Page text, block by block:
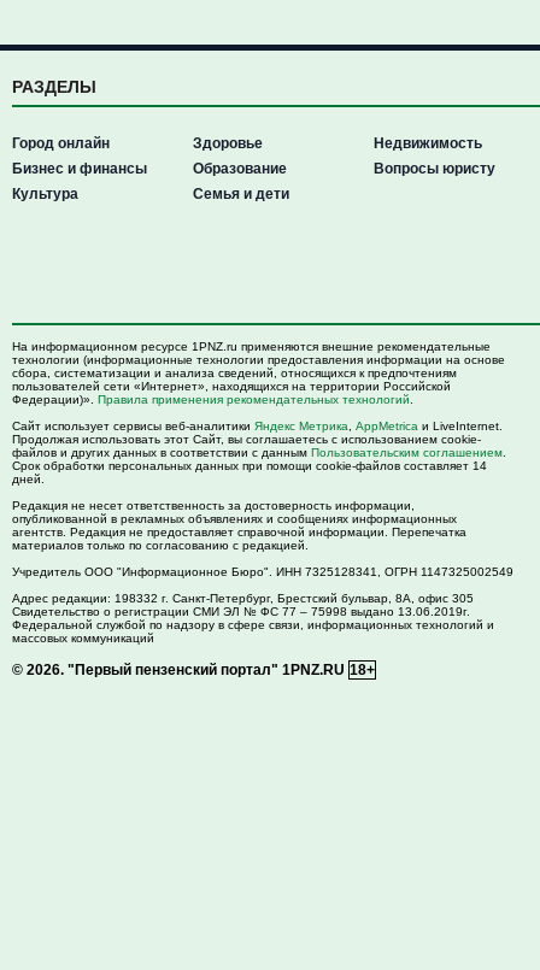
РАЗДЕЛЫ
Город онлайн
Бизнес и финансы
Культура
Здоровье
Образование
Семья и дети
Недвижимость
Вопросы юристу
На информационном ресурсе 1PNZ.ru применяются внешние рекомендательные
технологии (информационные технологии предоставления информации на основе
сбора, систематизации и анализа сведений, относящихся к предпочтениям
пользователей сети «Интернет», находящихся на территории Российской
Федерации)». Правила применения рекомендательных технологий
Сайт использует сервисы веб-аналитики Яндекс Метрика AppMetrica и LiveInternet.
Продолжая использовать этот Сайт, вы соглашаетесь с использованием cookie-
файлов и других данных в соответствии с данным Пользовательским соглашением
Срок обработки персональных данных при помощи cookie-файлов составляет 14
дней.
Редакция не несет ответственность за достоверность информации,
опубликованной в рекламных объявлениях и сообщениях информационных
агентств. Редакция не предоставляет справочной информации. Перепечатка
материалов только по согласованию с редакцией.
Учредитель ООО "Информационное Бюро". ИНН 7325128341, ОГРН 1147325002549
Адрес редакции: 198332 г. Санкт-Петербург, Брестский бульвар, 8А, офис 305
Свидетельство о регистрации СМИ ЭЛ № ФС 77 – 75998 выдано 13.06.2019г.
Федеральной службой по надзору в сфере связи, информационных технологий и
массовых коммуникаций
© 2026. "Первый пензенский портал" 1PNZ.RU 18+